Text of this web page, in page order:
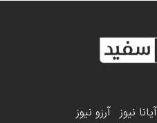
آیانا نیوز آرزو نیوز